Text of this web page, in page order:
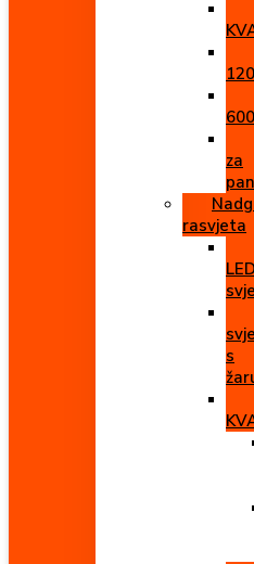
za
rasvjeta
LED
s